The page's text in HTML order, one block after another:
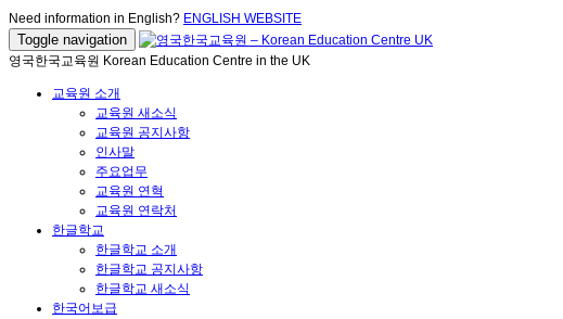
Need information in English? ENGLISH WEBSITE
Toggle navigation
영국한국교육원 Korean Education Centre in the UK
교육원 소개
교육원 새소식
교육원 공지사항
인사말
주요업무
교육원 연혁
교육원 연락처
한글학교
한글학교 소개
한글학교 공지사항
한글학교 새소식
한국어보급